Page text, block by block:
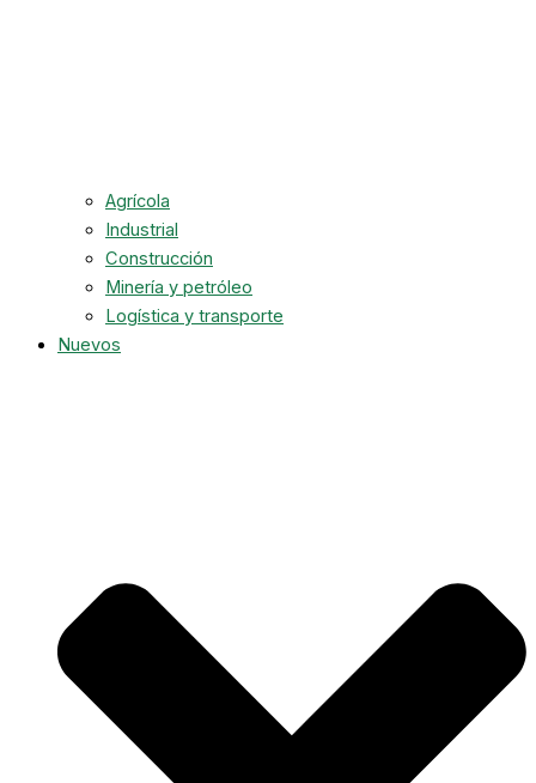
Agrícola
Industrial
Construcción
Minería y petróleo
Logística y transporte
Nuevos